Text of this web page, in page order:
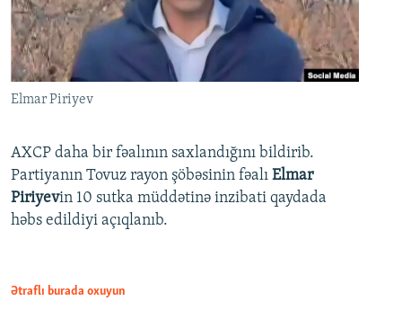
Elmar Piriyev
AXCP daha bir fəalının saxlandığını bildirib.
Partiyanın Tovuz rayon şöbəsinin fəalı Elmar
Piriyevin 10 sutka müddətinə inzibati qaydada
həbs edildiyi açıqlanıb.
Ətraflı burada oxuyun